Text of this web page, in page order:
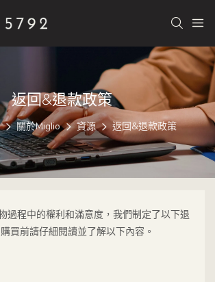
返回&退款政策
關於Miglio 資源 返回&退款政策
過程中的權利和滿意度，我們制定了以下退
買前請仔細閱讀並了解以下內容。